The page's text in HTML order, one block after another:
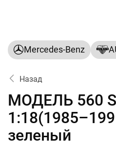
Mercedes-Benz
Назад
МОДЕЛЬ 560
МОДЕЛЬ 560
зеленый